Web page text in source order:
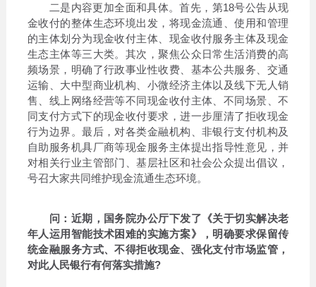
二是内容更加全面和具体。首先，第18号公告从现
金收付的整体生态环境出发，将现金流通、使用和管理
的主体划分为现金收付主体、现金收付服务主体及现金
生态主体等三大类。其次，聚焦公众日常生活消费的高
频场景，明确了行政事业性收费、基本公共服务、交通
运输、大中型商业机构、小微经济主体以及线下无人销
售、线上网络经营等不同现金收付主体、不同场景、不
同支付方式下的现金收付要求，进一步厘清了拒收现金
行为边界。最后，对各类金融机构、非银行支付机构及
自助服务机具厂商等现金服务主体提出指导性意见，并
对相关行业主管部门、基层社区和社会公众提出倡议，
号召大家共同维护现金流通生态环境。
问：近期，国务院办公厅下发了《关于切实解决老
年人运用智能技术困难的实施方案》，明确要求保留传
统金融服务方式、不得拒收现金、强化支付市场监管，
对此人民银行有何落实措施?